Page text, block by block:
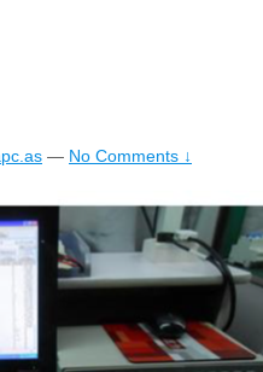
— No Comments ↓